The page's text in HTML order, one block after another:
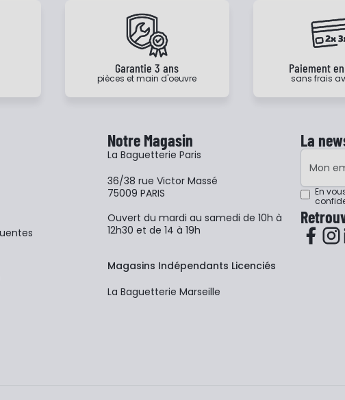
Garantie 3 ans
pièces et main d'oeuvre
Paiement
sans frais
Notre Magasin
La Baguetterie Paris
36/38 rue Victor Massé
75009 PARIS
Ouvert du mardi au samedi de 10h à
12h30 et de 14 à 19h
Magasins Indépendants Licenciés
La Baguetterie Marseille
La
En